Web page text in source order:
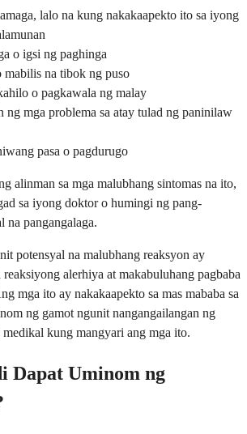
lalo na kung nakakaapekto ito sa iyong
o igsi ng paghinga
mabilis na tibok ng puso
o pagkawala ng malay
ng mga problema sa atay tulad ng paninilaw
pasa o pagdurugo
alinman sa mga malubhang sintomas na ito,
sa iyong doktor o humingi ng pang-
na pangangalaga.
potensyal na malubhang reaksyon ay
alerhiya at makabuluhang pagbaba
mga ito ay nakakaapekto sa mas mababa sa
ng gamot ngunit nangangailangan ng
kung mangyari ang mga ito.
Dapat Uminom ng